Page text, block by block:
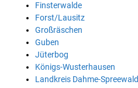
Finsterwalde
Forst/Lausitz
Großräschen
Guben
Jüterbog
Königs-Wusterhausen
Landkreis Dahme-Spreewald